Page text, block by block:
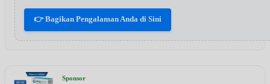
👉 Bagikan Pengalaman Anda di Sini
Sponsor